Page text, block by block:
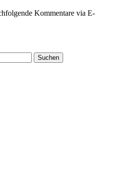
Kommentare via E-